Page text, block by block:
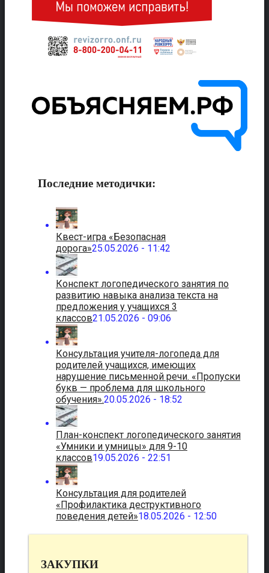
Последние методички:
Квест-игра «Безопасная
дорога»25.05.2026 - 11:42
Конспект логопедического занятия по
развитию навыка анализа текста на
предложения у учащихся 3
классов21.05.2026 - 09:06
Консультация учителя-логопеда для
родителей учащихся, имеющих
нарушение письменной речи. «Пропуски
букв — проблема для школьного
обучения».20.05.2026 - 18:52
План-конспект логопедического занятия
«Умники и умницы» для 9-10
классов19.05.2026 - 22:51
Консультация для родителей
«Профилактика деструктивного
поведения детей»18.05.2026 - 12:50
ЗАКУПКИ